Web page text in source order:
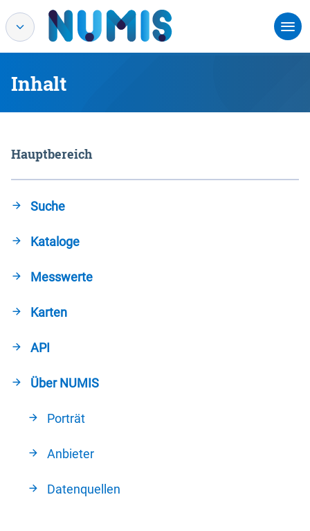
Inhalt
Hauptbereich
Suche
Kataloge
Messwerte
Karten
API
Über NUMIS
Porträt
Anbieter
Datenquellen